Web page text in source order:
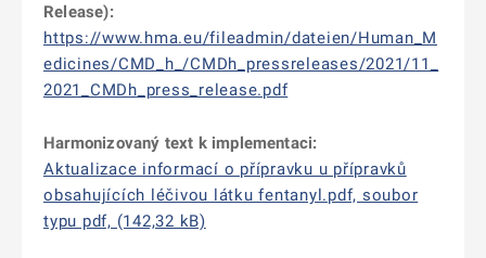
Release):
https://www.hma.eu/fileadmin/dateien/Human_M
edicines/CMD_h_/CMDh_pressreleases/2021/11_
2021_CMDh_press_release.pdf
Harmonizovaný text k implementaci:
Aktualizace informací o přípravku u přípravků
obsahujících léčivou látku fentanyl.pdf, soubor
typu pdf, (142,32 kB)